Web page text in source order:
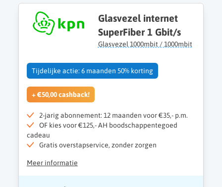
Glasvezel internet
SuperFiber 1 Gbit/s
Glasvezel 1000mbit / 1000mbit
Tijdelijke actie: 6 maanden 50% korting
+ €50,00 cashback!
2-jarig abonnement: 12 maanden voor €35,- p.m.
OF kies voor €125,- AH boodschappentegoed
cadeau
Gratis overstapservice, zonder zorgen
Meer informatie